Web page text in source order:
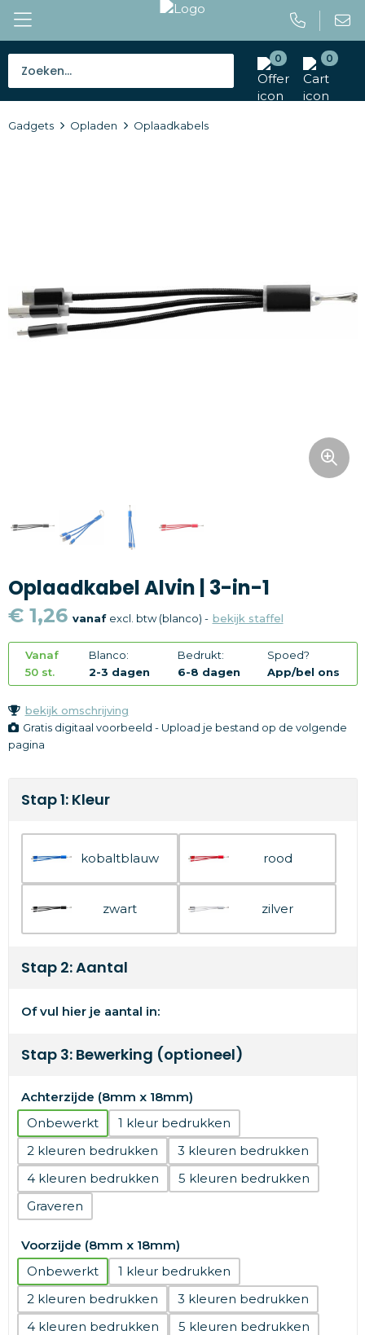
0 0
Tassen
Paraplu's
Outdoor en vrije tijd
Kantoorartikelen
Gadgets
Textiel
Thema
Merken
Gadgets Opladen Oplaadkabels
Oplaadkabel Alvin | 3-in-1
€ 1,26 vanafexcl. btw (blanco) - bekijk staffel
Vanaf
50 st.
Blanco:
2-3 dagen
Bedrukt:
6-8 dagen
Spoed?
App/bel ons
bekijk omschrijving
Gratis digitaal voorbeeld - Upload je bestand op de volgende
pagina
Stap 1: Kleur
kobaltblauw rood
zwart zilver
Stap 2: Aantal
Of vul hier je aantal in:
Stap 3: Bewerking (optioneel)
Achterzijde (8mm x 18mm)
Onbewerkt
1
2
3
4
5
Graveren
Voorzijde (8mm x 18mm)
Onbewerkt
1
2
3
4
5